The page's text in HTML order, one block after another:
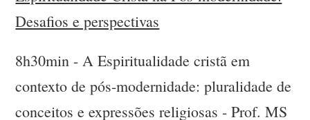
Desafios e perspectivas
8h30min - A Espiritualidade cristã em
contexto de pós-modernidade: pluralidade de
conceitos e expressões religiosas - Prof. MS